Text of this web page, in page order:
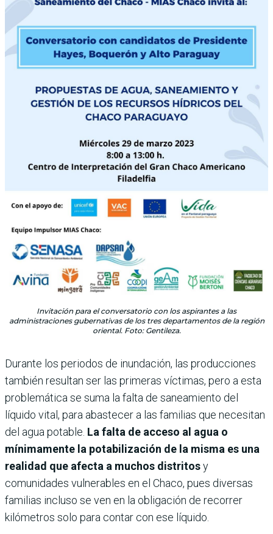
Invitación para el conversatorio con los aspirantes a las
administraciones gubernativas de los tres departamentos de la región
oriental. Foto: Gentileza.
Durante los periodos de inundación, las producciones
también resultan ser las primeras víctimas, pero a esta
problemática se suma la falta de saneamiento del
líquido vital, para abastecer a las familias que necesitan
del agua potable. La falta de acceso al agua o
mínimamente la potabilización de la misma es una
realidad que afecta a muchos distritosy
comunidades vulnerables en el Chaco, pues diversas
familias incluso se ven en la obligación de recorrer
kilómetros solo para contar con ese líquido.